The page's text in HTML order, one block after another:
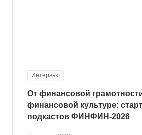
Интервью
От финансовой
финансовой культуре:
подкастов ФИНФИН-2026